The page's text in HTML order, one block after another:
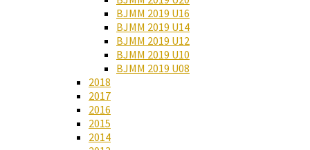
BJMM 2019 U16
BJMM 2019 U14
BJMM 2019 U12
BJMM 2019 U10
BJMM 2019 U08
2018
2017
2016
2015
2014